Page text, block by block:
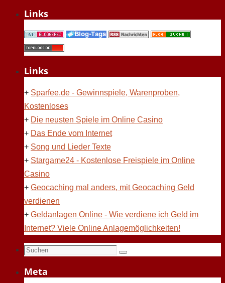
Links
Links
+ Sparfee.de - Gewinnspiele, Warenproben,
Kostenloses
+ Die neusten Spiele im Online Casino
+ Das Ende vom Internet
+ Song und Lieder Texte
+ Stargame24 - Kostenlose Freispiele im Online
Casino
+ Geocaching mal anders, mit Geocaching Geld
verdienen
+ Geldanlagen Online - Wie verdiene ich Geld im
Internet? Viele Online Anlagemöglichkeiten!
Suchen
Suchen
Meta